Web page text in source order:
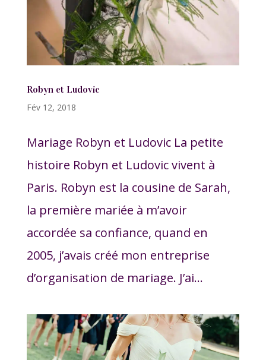
Robyn et Ludovic
Fév 12, 2018
Mariage Robyn et Ludovic La petite
histoire Robyn et Ludovic vivent à
Paris. Robyn est la cousine de Sarah,
la première mariée à m’avoir
accordée sa confiance, quand en
2005, j’avais créé mon entreprise
d’organisation de mariage. J’ai...